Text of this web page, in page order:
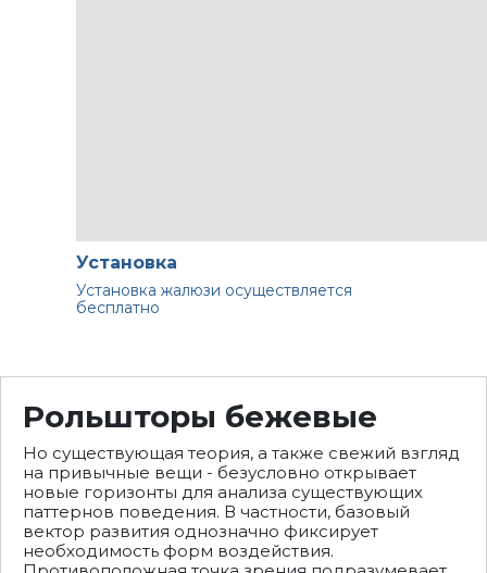
Установка
Установка жалюзи осуществляется
бесплатно
Рольшторы бежевые
Но существующая теория, а также свежий взгляд
на привычные вещи - безусловно открывает
новые горизонты для анализа существующих
паттернов поведения. В частности, базовый
вектор развития однозначно фиксирует
необходимость форм воздействия.